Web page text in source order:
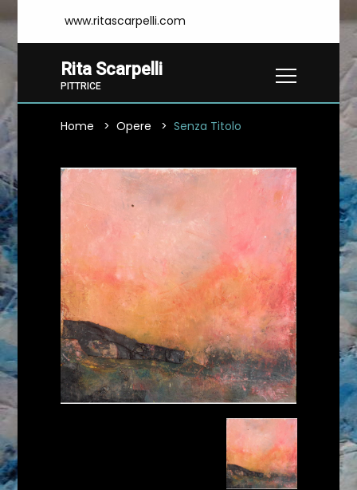
www.ritascarpelli.com
Rita Scarpelli
PITTRICE
Home Opere Senza Titolo